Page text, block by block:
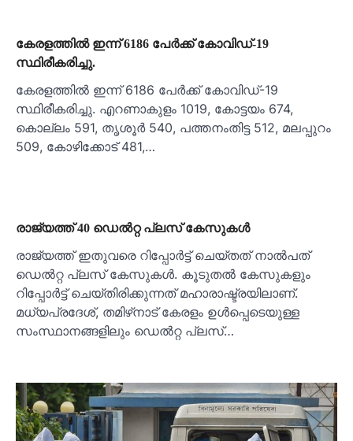
കേരളത്തില്‍ ഇന്ന് 6186 പേര്‍ക്ക് കോവിഡ്-19
സ്ഥിരീകരിച്ചു.
കേരളത്തില്‍ ഇന്ന് 6186 പേര്‍ക്ക് കോവിഡ്-19
സ്ഥിരീകരിച്ചു. എറണാകുളം 1019, കോട്ടയം 674,
കൊല്ലം 591, തൃശൂര്‍ 540, പത്തനംതിട്ട 512, മലപ്പുറം
509, കോഴിക്കോട് 481,…
രാജ്യത്ത് 40 ഡെല്‍റ്റ പ്ലസ് കേസുകള്‍
രാജ്യത്ത് ഇതുവരെ റിപ്പോര്‍ട്ട് ചെയ്തത് നാല്‍പത്
ഡെല്‍റ്റ പ്ലസ് കേസുകള്‍. കൂടുതല്‍ കേസുകളും
റിപ്പോര്‍ട്ട് ചെയ്തിരിക്കുന്നത് മഹാരാഷ്ട്രയിലാണ്.
മധ്യപ്രദേശ്, തമിഴ്‌നാട് കേരളം ഉള്‍പ്പെടെയുള്ള
സംസ്ഥാനങ്ങളിലും ഡെല്‍റ്റ പ്ലസ്…